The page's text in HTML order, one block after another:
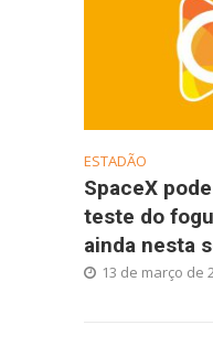
ESTADÃO
SpaceX
teste do
ainda nesta
13 de março de